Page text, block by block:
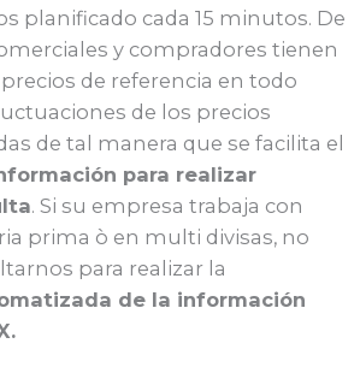
planificado cada 15 minutos. De
y compradores tienen
de referencia en todo
de los precios
de tal manera que se facilita el
para realizar
. Si su empresa trabaja con
prima ò en multi divisas, no
para realizar la
de la información